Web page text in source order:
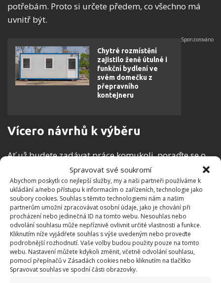
Spravovat své soukromí
Abychom poskytli co nejlepší služby, my a naši partneři používáme k
ukládání a/nebo přístupu k informacím o zařízeních, technologie jako
soubory cookies. Souhlas s těmito technologiemi nám a našim
partnerům umožní zpracovávat osobní údaje, jako je chování při
procházení nebo jedinečná ID na tomto webu. Nesouhlas nebo
odvolání souhlasu může nepříznivě ovlivnit určité vlastnosti a funkce.
Kliknutím níže vyjádřete souhlas s výše uvedeným nebo proveďte
podrobnější rozhodnutí. Vaše volby budou použity pouze na tomto
webu. Nastavení můžete kdykoli změnit, včetně odvolání souhlasu,
pomocí přepínačů v Zásadách cookies nebo kliknutím na tlačítko
Spravovat souhlas ve spodní části obrazovky.
potřebám. Proto si určete předem, co všechno má
uvnitř být.
Chytré rozmístění
zajistilo ženě útulné i
funkční bydlení ve
svém domečku z
přepravního
kontejneru
Vícero návrhů k výběru
Ať už budete zadávat práce komukoli, poraďte se o
více možnostech. Stavitel bude nepochybně vidět
více možností či naopak problémů než vy. Oslovte
více zhotovitelů a neuvažujte pouze o cenové
hladině. Než se pustíte do realizace, zajistěte si
také financování. Price to udělala postupným
pronájmem svého původního domu. Kromě celkem
jistého zdroje příjmu tak měla i stálé místo, kam by
se v případě potíží mohla bezpečně vrátit. Tohle
hodně lidí podceňuje.